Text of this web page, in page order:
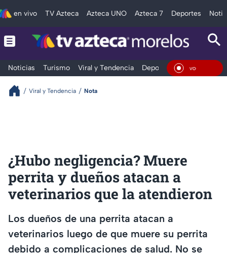
en vivo TV Azteca Azteca UNO Azteca 7 Deportes
Noticias Turismo Viral y Tendencia Deportes Espectáculos
En
Viral y Tendencia Nota
¿Hubo negligencia? Muere
perrita y dueños atacan a
veterinarios que la atendieron
Los dueños de una perrita atacan a
veterinarios luego de que muere su perrita
debido a complicaciones de salud. No se